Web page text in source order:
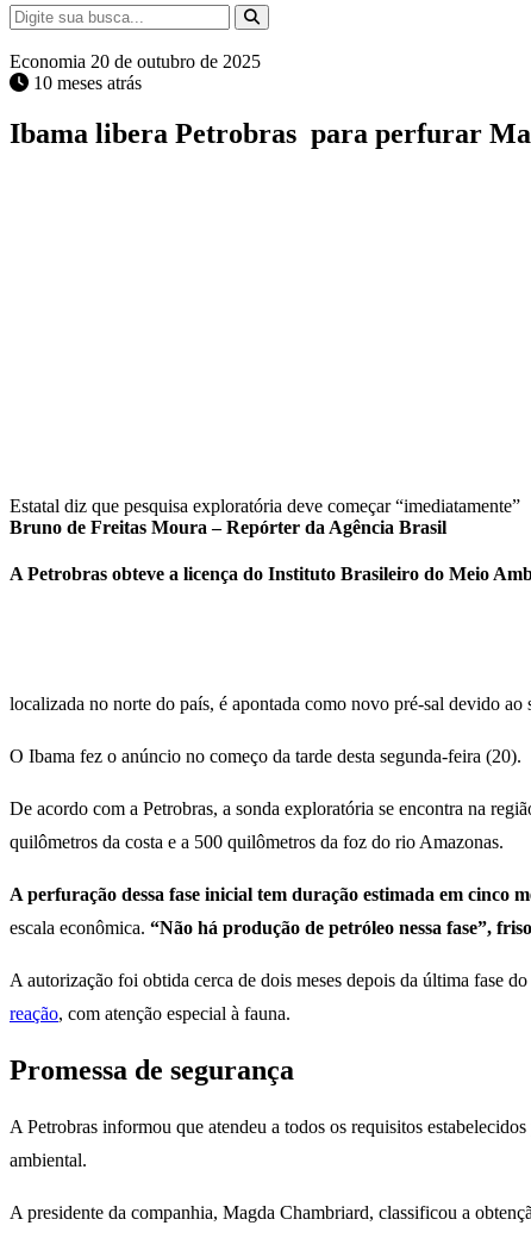
Economia 20 de outubro de 2025
10 meses atrás
Ibama libera Petrobras para perfurar
Estatal diz que pesquisa exploratória deve começar “imediatamente”
Bruno de Freitas Moura – Repórter da Agência Brasil
A Petrobras obteve a licença do Instituto Brasileiro do Meio
localizada no norte do país, é apontada como novo pré-sal devido ao
O Ibama fez o anúncio no começo da tarde desta segunda-feira (20).
De acordo com a Petrobras, a sonda exploratória se encontra na
quilômetros da costa e a 500 quilômetros da foz do rio Amazonas.
A perfuração dessa fase inicial tem duração estimada em cinco
escala econômica. “Não há produção de petróleo nessa fase”,
A autorização foi obtida cerca de dois meses depois da última fase
reação, com atenção especial à fauna.
Promessa de segurança
A Petrobras informou que atendeu a todos os requisitos
ambiental.
A presidente da companhia, Magda Chambriard, classificou a